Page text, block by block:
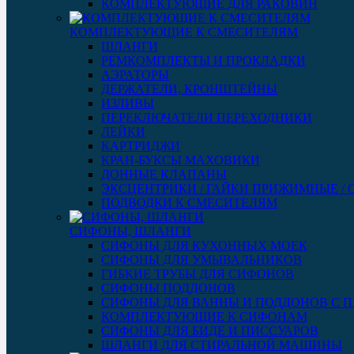
КОМПЛЕКТУЮЩИЕ ДЛЯ РАКОВИН
КОМПЛЕКТУЮЩИЕ К СМЕСИТЕЛЯМ
ШЛАНГИ
РЕМКОМПЛЕКТЫ И ПРОКЛАДКИ
АЭРАТОРЫ
ДЕРЖАТЕЛИ, КРОНШТЕЙНЫ
ИЗЛИВЫ
ПЕРЕКЛЮЧАТЕЛИ ПЕРЕХОДНИКИ
ЛЕЙКИ
КАРТРИДЖИ
КРАН-БУКСЫ МАХОВИКИ
ДОННЫЕ КЛАПАНЫ
ЭКСЦЕНТРИКИ / ГАЙКИ ПРИЖИМНЫЕ /
ПОДВОДКИ К СМЕСИТЕЛЯМ
СИФОНЫ, ШЛАНГИ
СИФОНЫ ДЛЯ КУХОННЫХ МОЕК
СИФОНЫ ДЛЯ УМЫВАЛЬНИКОВ
ГИБКИЕ ТРУБЫ ДЛЯ СИФОНОВ
СИФОНЫ ПОДДОНОВ
СИФОНЫ ДЛЯ ВАННЫ И ПОДДОНОВ С
КОМПЛЕКТУЮЩИЕ К СИФОНАМ
СИФОНЫ ДЛЯ БИДЕ И ПИССУАРОВ
ШЛАНГИ ДЛЯ СТИРАЛЬНОЙ МАШИНЫ